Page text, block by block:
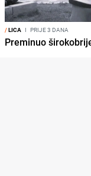
/LICA I PRIJE 3 DANA
Preminuo